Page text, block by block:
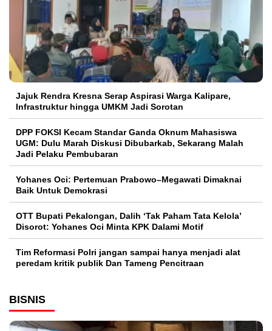
Jajuk Rendra Kresna Serap Aspirasi Warga Kalipare,
Infrastruktur hingga UMKM Jadi Sorotan
DPP FOKSI Kecam Standar Ganda Oknum Mahasiswa
UGM: Dulu Marah Diskusi Dibubarkab, Sekarang Malah
Jadi Pelaku Pembubaran
Yohanes Oci: Pertemuan Prabowo–Megawati Dimaknai
Baik Untuk Demokrasi
OTT Bupati Pekalongan, Dalih ‘Tak Paham Tata Kelola’
Disorot: Yohanes Oci Minta KPK Dalami Motif
Tim Reformasi Polri jangan sampai hanya menjadi alat
peredam kritik publik Dan Tameng Pencitraan
BISNIS